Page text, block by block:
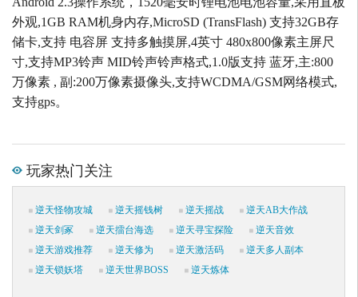
外观,1GB RAM机身内存,MicroSD (TransFlash) 支持32GB存
储卡,支持 电容屏 支持多触摸屏,4英寸 480x800像素主屏尺
寸,支持MP3铃声 MID铃声铃声格式,1.0版支持 蓝牙,主:800
万像素 , 副:200万像素摄像头,支持WCDMA/GSM网络模式,
支持gps。
玩家热门关注
逆天怪物攻城 逆天摇钱树 逆天摇战
逆天AB大作战
逆天剑冢
逆天擂台海选 逆天寻宝探险
逆天音效
逆天游戏推荐
逆天修为 逆天激活码
逆天多人副本
逆天锁妖塔
逆天世界BOSS 逆天炼体